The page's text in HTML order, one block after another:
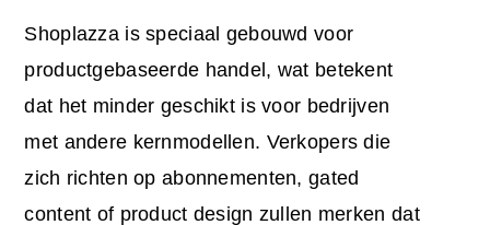
Shoplazza is speciaal gebouwd voor
productgebaseerde handel, wat betekent
dat het minder geschikt is voor bedrijven
met andere kernmodellen. Verkopers die
zich richten op abonnementen, gated
content of product design zullen merken dat